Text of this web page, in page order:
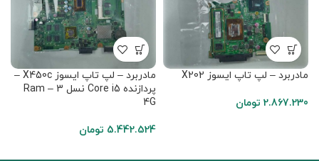
مادربرد – لپ تاپ ایسوز X202
2.867.230 تومان
مادربرد – لپ تاپ ایسوز X450c –
پردازنده Core i5 نسل 3 – Ram
4G
5.442.524 تومان